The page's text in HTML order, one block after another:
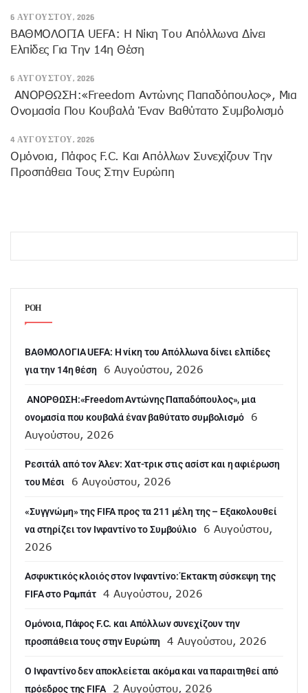
6 ΑΥΓΟΎΣΤΟΥ, 2026
ΒΑΘΜΟΛΟΓΙΑ UEFA: Η Νίκη Του Απόλλωνα Δίνει
Ελπίδες Για Την 14η Θέση
6 ΑΥΓΟΎΣΤΟΥ, 2026
ANOΡΘΩΣΗ:«Freedom Αντώνης Παπαδόπουλος», Μια
Ονομασία Που Κουβαλά Έναν Βαθύτατο Συμβολισμό
4 ΑΥΓΟΎΣΤΟΥ, 2026
Ομόνοια, Πάφος F.C. Και Απόλλων Συνεχίζουν Την
Προσπάθεια Τους Στην Ευρώπη
ΡΟΗ
ΒΑΘΜΟΛΟΓΙΑ UEFA: Η νίκη του Απόλλωνα δίνει ελπίδες
για την 14η θέση
6 Αυγούστου, 2026
ANOΡΘΩΣΗ:«Freedom Αντώνης Παπαδόπουλος», μια
ονομασία που κουβαλά έναν βαθύτατο συμβολισμό
6
Αυγούστου, 2026
Ρεσιτάλ από τον Άλεν: Χατ-τρικ στις ασίστ και η αφιέρωση
του Μέσι
6 Αυγούστου, 2026
«Συγγνώμη» της FIFA προς τα 211 μέλη της – Εξακολουθεί
να στηρίζει τον Ινφαντίνο το Συμβούλιο
6 Αυγούστου,
2026
Ασφυκτικός κλοιός στον Ινφαντίνο: Έκτακτη σύσκεψη της
FIFA στο Ραμπάτ
4 Αυγούστου, 2026
Ομόνοια, Πάφος F.C. και Απόλλων συνεχίζουν την
προσπάθεια τους στην Ευρώπη
4 Αυγούστου, 2026
Ο Ινφαντίνο δεν αποκλείεται ακόμα και να παραιτηθεί από
πρόεδρος της FIFA
2 Αυγούστου, 2026